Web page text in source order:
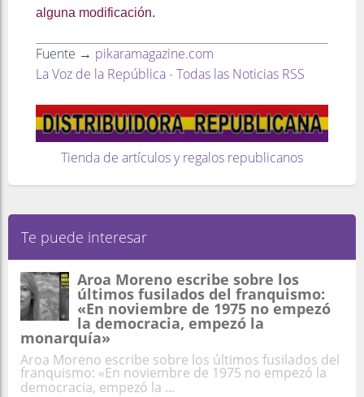
alguna modificación.
Fuente → pikaramagazine.com
La Voz de la República - Todas las Noticias RSS
Tienda de artículos y regalos republicanos
Te puede interesar
Aroa Moreno escribe sobre los
últimos fusilados del franquismo:
«En noviembre de 1975 no empezó
la democracia, empezó la
monarquía»
Aroa Moreno escribe sobre los últimos fusilados del
franquismo: «En noviembre de 1975 no empezó la
democracia, empezó la ...